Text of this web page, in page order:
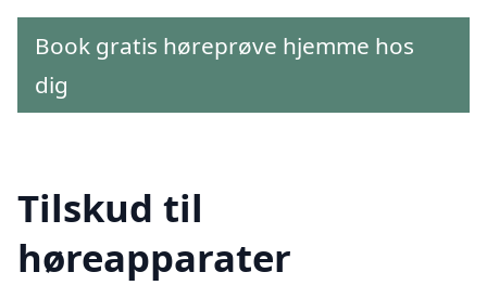
Book gratis høreprøve hjemme hos
dig
Tilskud til
høreapparater